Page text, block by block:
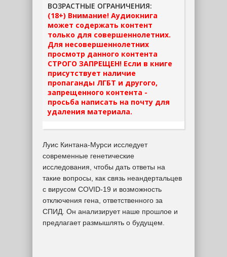
ВОЗРАСТНЫЕ ОГРАНИЧЕНИЯ:
(18+) Внимание! Аудиокнига
может содержать контент
только для совершеннолетних.
Для несовершеннолетних
просмотр данного контента
СТРОГО ЗАПРЕЩЕН! Если в книге
присутствует наличие
пропаганды ЛГБТ и другого,
запрещенного контента -
просьба написать на почту для
удаления материала.
Луис Кинтана-Мурси исследует
современные генетические
исследования, чтобы дать ответы на
такие вопросы, как связь неандертальцев
с вирусом COVID-19 и возможность
отключения гена, ответственного за
СПИД. Он анализирует наше прошлое и
предлагает размышлять о будущем.